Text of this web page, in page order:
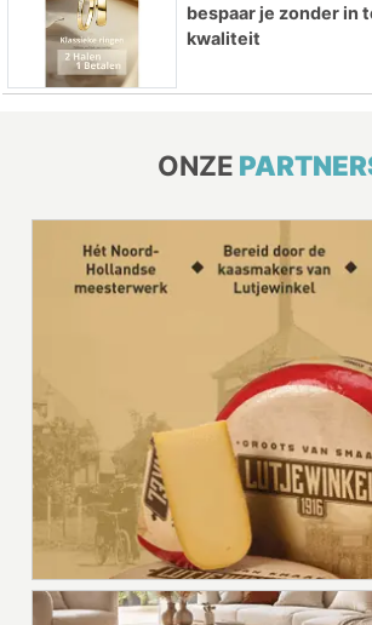
bespaar je zonder in
kwaliteit
ONZE